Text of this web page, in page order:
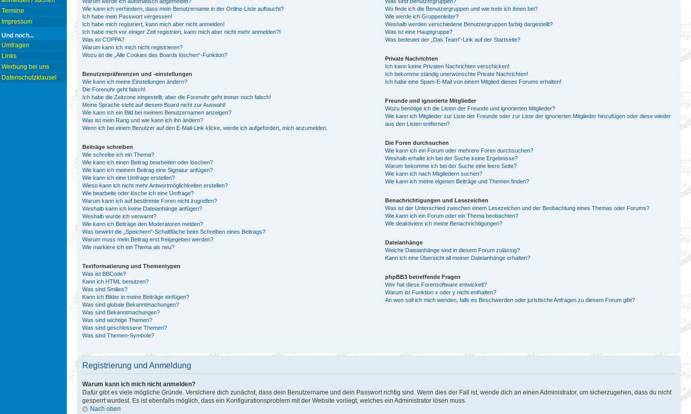
Termine
Impressum
Und noch...
Umfragen
Links
Werbung bei uns
Datenschutzklausel
Wie kann ich verhindern, dass mein Benutzername in der Online-Liste auftaucht?
Ich habe mein Passwort vergessen!
Ich habe mich registriert, kann mich aber nicht anmelden!
Ich habe mich vor einiger Zeit registriert, kann mich aber nicht mehr anmelden?!
Was ist COPPA?
Warum kann ich mich nicht registrieren?
Wozu ist die „Alle Cookies des Boards löschen“-Funktion?
Benutzerpräferenzen und -einstellungen
Wie kann ich meine Einstellungen ändern?
Die Forenuhr geht falsch!
Ich habe die Zeitzone eingestellt, aber die Forenuhr geht immer noch falsch!
Meine Sprache steht auf diesem Board nicht zur Auswahl!
Wie kann ich ein Bild bei meinem Benutzernamen anzeigen?
Was ist mein Rang und wie kann ich ihn ändern?
Wenn ich bei einem Benutzer auf den E-Mail-Link klicke, werde ich aufgefordert, mich anzumelden.
Beiträge schreiben
Wie schreibe ich ein Thema?
Wie kann ich einen Beitrag bearbeiten oder löschen?
Wie kann ich meinem Beitrag eine Signatur anfügen?
Wie kann ich eine Umfrage erstellen?
Wieso kann ich nicht mehr Antwortmöglichkeiten erstellen?
Wie bearbeite oder lösche ich eine Umfrage?
Warum kann ich auf bestimmte Foren nicht zugreifen?
Weshalb kann ich keine Dateianhänge anfügen?
Weshalb wurde ich verwarnt?
Wie kann ich Beiträge den Moderatoren melden?
Was bewirkt die „Speichern“-Schaltfläche beim Schreiben eines Beitrags?
Warum muss mein Beitrag erst freigegeben werden?
Wie markiere ich ein Thema als neu?
Textformatierung und Thementypen
Was ist BBCode?
Kann ich HTML benutzen?
Was sind Smilies?
Kann ich Bilder in meine Beiträge einfügen?
Was sind globale Bekanntmachungen?
Was sind Bekanntmachungen?
Was sind wichtige Themen?
Was sind geschlossene Themen?
Was sind Themen-Symbole?
Wo finde ich die Benutzergruppen und wie trete ich ihnen bei?
Wie werde ich Gruppenleiter?
Weshalb werden verschiedene Benutzergruppen farbig dargestellt?
Was ist eine Hauptgruppe?
Was bedeutet der „Das Team“-Link auf der Startseite?
Private Nachrichten
Ich kann keine Privaten Nachrichten verschicken!
Ich bekomme ständig unerwünschte Private Nachrichten!
Ich habe eine Spam-E-Mail von einem Mitglied dieses Forums erhalten!
Freunde und ignorierte Mitglieder
Wozu benötige ich die Listen der Freunde und ignorierten Mitglieder?
Wie kann ich Mitglieder zur Liste der Freunde oder zur Liste der ignorierten Mitglieder hinzufügen oder diese wieder
aus den Listen entfernen?
Die Foren durchsuchen
Wie kann ich ein Forum oder mehrere Foren durchsuchen?
Weshalb erhalte ich bei der Suche keine Ergebnisse?
Warum bekomme ich bei der Suche eine leere Seite?
Wie kann ich nach Mitgliedern suchen?
Wie kann ich meine eigenen Beiträge und Themen finden?
Benachrichtigungen und Lesezeichen
Was ist der Unterschied zwischen einem Lesezeichen und der Beobachtung eines Themas oder Forums?
Wie kann ich ein Forum oder ein Thema beobachten?
Wie deaktiviere ich meine Benachrichtigungen?
Dateianhänge
Welche Dateianhänge sind in diesem Forum zulässig?
Kann ich eine Übersicht all meiner Dateianhänge erhalten?
phpBB3 betreffende Fragen
Wer hat diese Forensoftware entwickelt?
Warum ist Funktion x oder y nicht enthalten?
An wen soll ich mich wenden, falls es Beschwerden oder juristische Anfragen zu diesem Forum gibt?
Registrierung und Anmeldung
Warum kann ich mich nicht anmelden?
Dafür gibt es viele mögliche Gründe. Versichere dich zunächst, dass dein Benutzername und dein Passwort richtig sind. Wenn dies der Fall ist, wende dich an einen Administrator, um sicherzugehen, dass du nicht
gesperrt wurdest. Es ist ebenfalls möglich, dass ein Konfigurationsproblem mit der Website vorliegt, welches ein Administrator lösen muss.
Nach oben